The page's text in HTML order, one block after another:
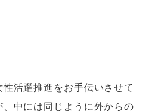
活躍推進をお手伝いさせて
中には同じように外からの